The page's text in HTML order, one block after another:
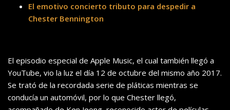
El emotivo concierto tributo para despedir a
Chester Bennington
El episodio especial de Apple Music, el cual también llegó a
YouTube, vio la luz el día 12 de octubre del mismo año 2017.
Se trató de la recordada serie de pláticas mientras se
conducía un automóvil, por lo que Chester llegó,